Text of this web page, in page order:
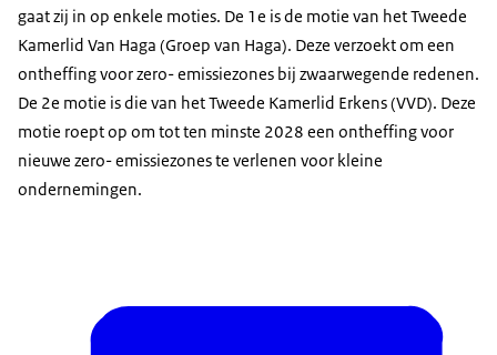
gaat zij in op enkele moties. De 1e is de motie van het Tweede
Kamerlid Van Haga (Groep van Haga). Deze verzoekt om een
ontheffing voor zero- emissiezones bij zwaarwegende redenen.
De 2e motie is die van het Tweede Kamerlid Erkens (VVD). Deze
motie roept op om tot ten minste 2028 een ontheffing voor
nieuwe zero- emissiezones te verlenen voor kleine
ondernemingen.